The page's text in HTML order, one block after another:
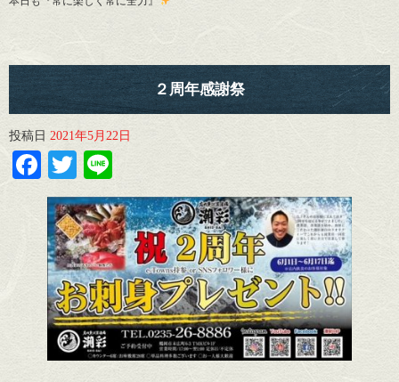
２周年感謝祭
投稿日 2021年5月22日
Facebook
Twitter